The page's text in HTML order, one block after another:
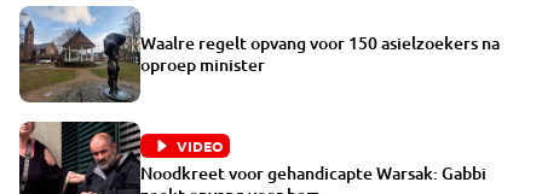
Waalre regelt opvang voor 150 asielzoekers na
oproep minister
VIDEO
Noodkreet voor gehandicapte Warsak: Gabbi